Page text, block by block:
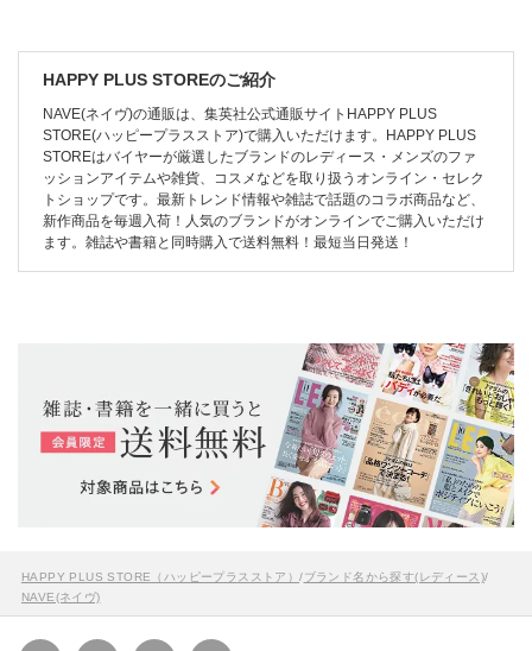
HAPPY PLUS STOREのご紹介
NAVE(ネイヴ)の通販は、集英社公式通販サイトHAPPY PLUS
STORE(ハッピープラスストア)で購入いただけます。HAPPY PLUS
STOREはバイヤーが厳選したブランドのレディース・メンズのファ
ッションアイテムや雑貨、コスメなどを取り扱うオンライン・セレク
トショップです。最新トレンド情報や雑誌で話題のコラボ商品など、
新作商品を毎週入荷！人気のブランドがオンラインでご購入いただけ
ます。雑誌や書籍と同時購入で送料無料！最短当日発送！
HAPPY PLUS STORE（ハッピープラスストア）/ブランド名から探す(レディース)/
NAVE(ネイヴ)